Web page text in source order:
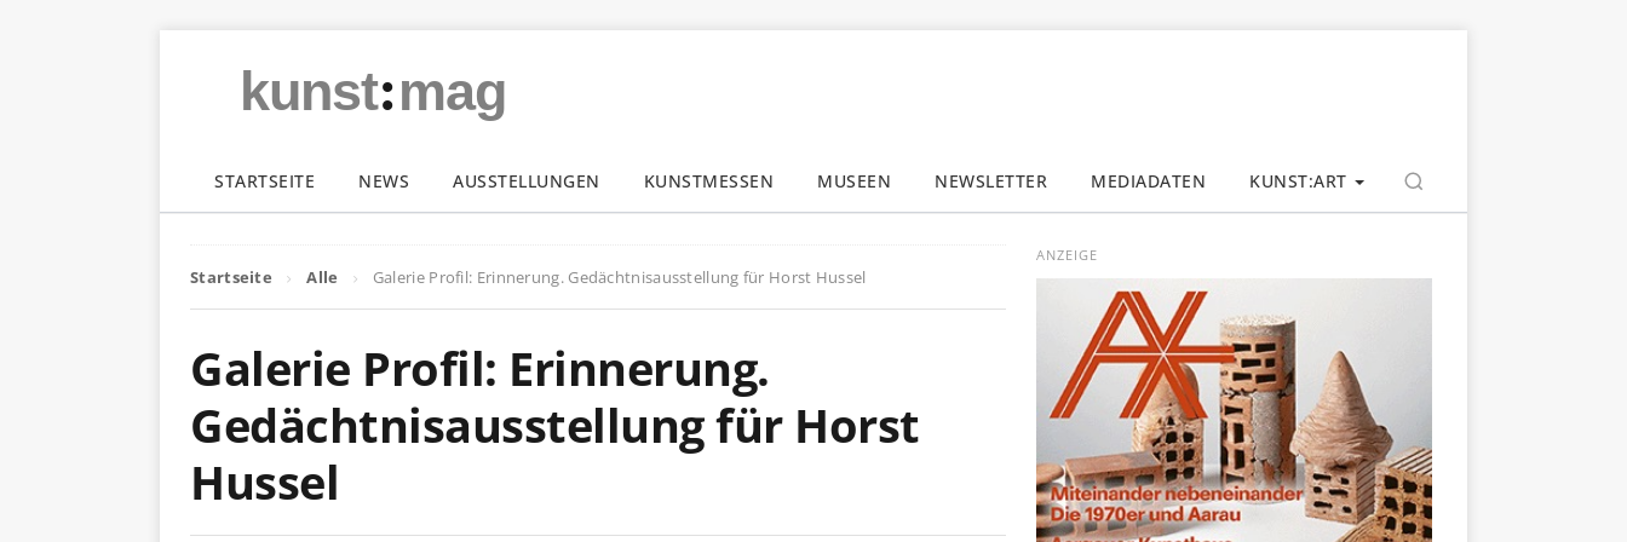
kunst:mag
STARTSEITE NEWS AUSSTELLUNGEN KUNSTMESSEN MUSEEN NEWSLETTER MEDIADATEN KUNST:ART
Startseite Alle Galerie Profil: Erinnerung. Gedächtnisausstellung für Horst Hussel
Galerie Profil: Erinnerung.
Gedächtnisausstellung für Horst
Hussel
ANZEIGE